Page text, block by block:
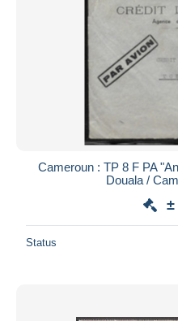
Cameroun : TP 8 F PA
Douala /
±
Status